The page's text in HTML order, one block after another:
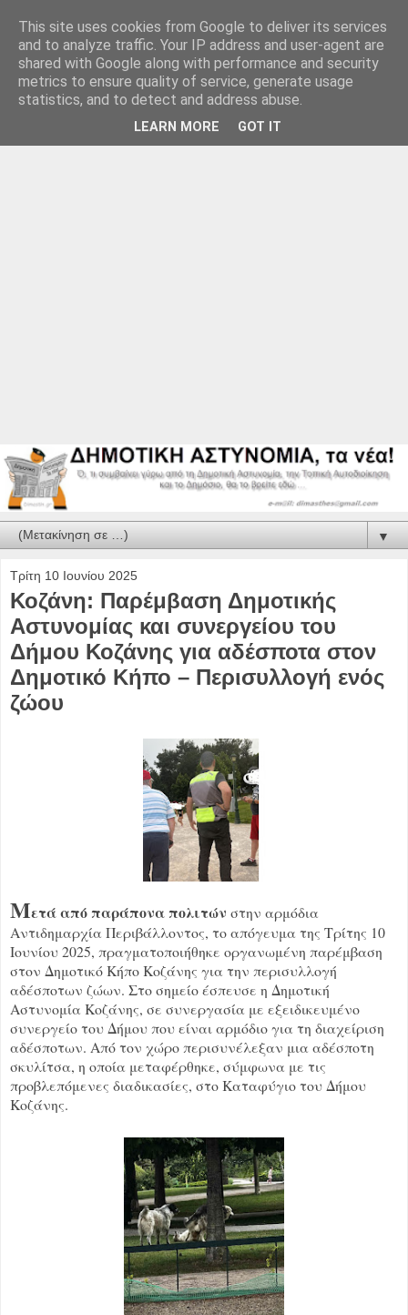
▼
Τρίτη 10 Ιουνίου 2025
Κοζάνη: Παρέμβαση Δημοτικής
Αστυνομίας και συνεργείου του
Δήμου Κοζάνης για αδέσποτα στον
Δημοτικό Κήπο – Περισυλλογή ενός
ζώου
Μετά από παράπονα πολιτών στην αρμόδια
Αντιδημαρχία Περιβάλλοντος, το απόγευμα της Τρίτης 10
Ιουνίου 2025, πραγματοποιήθηκε οργανωμένη παρέμβαση
στον Δημοτικό Κήπο Κοζάνης για την περισυλλογή
αδέσποτων ζώων. Στο σημείο έσπευσε η Δημοτική
Αστυνομία Κοζάνης, σε συνεργασία με εξειδικευμένο
συνεργείο του Δήμου που είναι αρμόδιο για τη διαχείριση
αδέσποτων. Από τον χώρο περισυνέλεξαν μια αδέσποτη
σκυλίτσα, η οποία μεταφέρθηκε, σύμφωνα με τις
προβλεπόμενες διαδικασίες, στο Καταφύγιο του Δήμου
Κοζάνης.
This site uses cookies from Google to deliver its services
and to analyze traffic. Your IP address and user-agent are
shared with Google along with performance and security
metrics to ensure quality of service, generate usage
statistics, and to detect and address abuse.
LEARN MORE GOT IT